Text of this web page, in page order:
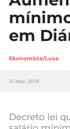
Casa
Lifestyle
em
Ekonomista/Lusa
21 Nov, 2019
Decreto lei